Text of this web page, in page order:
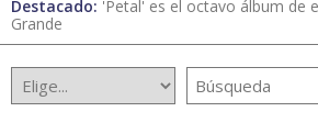
Destacado: 'Petal' es el octavo álbum de
Grande